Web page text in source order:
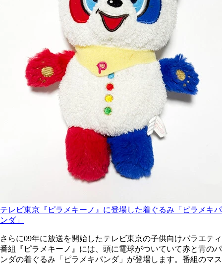
テレビ東京『ピラメキーノ』に登場した着ぐるみ「ピラメキパ
ンダ」
さらに09年に放送を開始したテレビ東京の子供向けバラエティ
番組『ピラメキーノ』には、頭に電球がついていて赤と青のパ
ンダの着ぐるみ「ピラメキパンダ」が登場します。番組のマス